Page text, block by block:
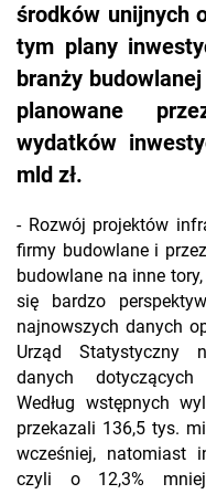
środków unijnych
tym plany
branży
planowane
wydatków
mld zł.
- Rozwój projektów
firmy budowlane i
budowlane na inne
się bardzo
najnowszych danych
Urząd Statystyczny
danych dotyczących
Według wstępnych
przekazali 136,5 tys.
wcześniej, natomiast
czyli o 12,3%